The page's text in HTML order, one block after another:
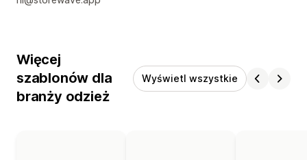
Więcej
szablonów dla
branży odzież
Wyświetl wszystkie